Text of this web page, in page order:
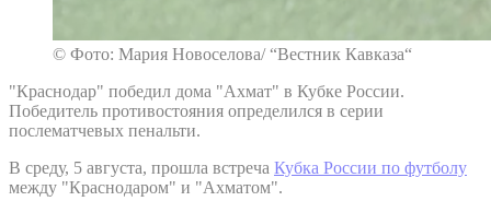
© Фото: Мария Новоселова/ “Вестник Кавказа“
"Краснодар" победил дома "Ахмат" в Кубке России.
Победитель противостояния определился в серии
послематчевых пенальти.
В среду, 5 августа, прошла встреча Кубка России по футболу
между "Краснодаром" и "Ахматом".